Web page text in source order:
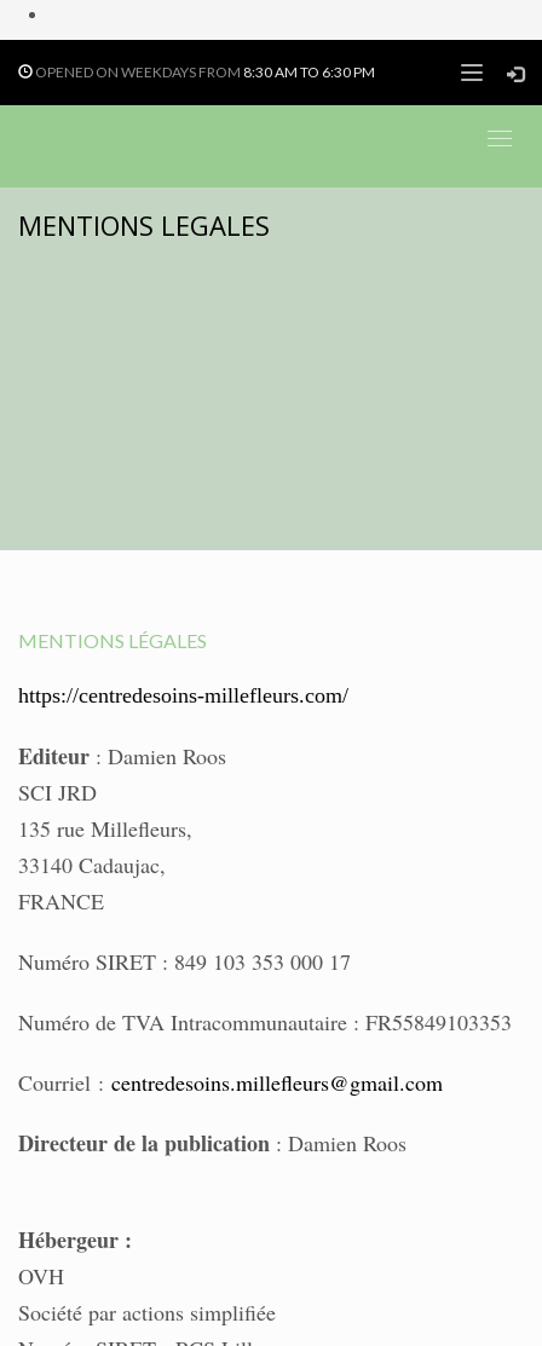
OPENED ON WEEKDAYS FROM 8:30 AM TO 6:30 PM
MENTIONS LEGALES
MENTIONS LÉGALES
https://centredesoins-millefleurs.com/
Editeur : Damien Roos
SCI JRD
135 rue Millefleurs,
33140 Cadaujac,
FRANCE
Numéro SIRET : 849 103 353 000 17
Numéro de TVA Intracommunautaire : FR55849103353
Courriel : centredesoins.millefleurs@gmail.com
Directeur de la publication : Damien Roos
Hébergeur :
OVH
Société par actions simplifiée